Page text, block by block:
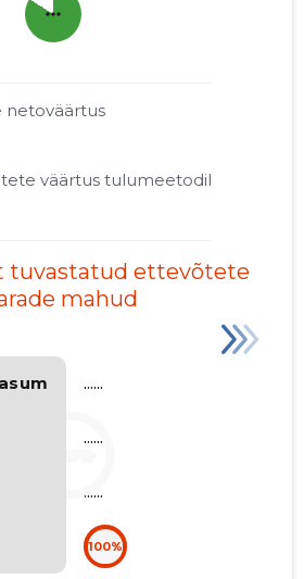
more_horiz
netoväärtus
väärtus tulumeetodil
tuvastatud ettevõtete
mahud
......
......
......
100%